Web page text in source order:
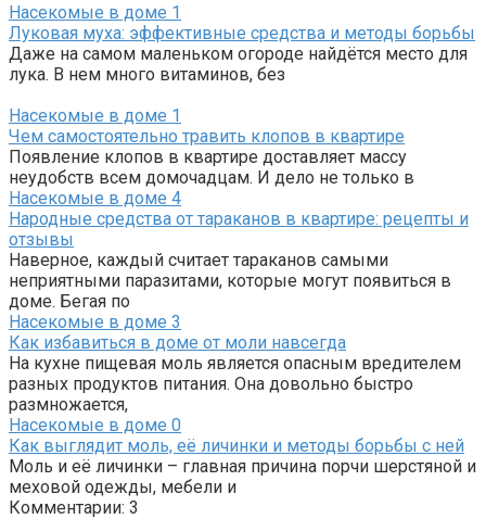
Насекомые в доме 1
Луковая муха: эффективные средства и методы борьбы
Даже на самом маленьком огороде найдётся место для
лука. В нем много витаминов, без
Насекомые в доме 1
Чем самостоятельно травить клопов в квартире
Появление клопов в квартире доставляет массу
неудобств всем домочадцам. И дело не только в
Насекомые в доме 4
Народные средства от тараканов в квартире: рецепты и
отзывы
Наверное, каждый считает тараканов самыми
неприятными паразитами, которые могут появиться в
доме. Бегая по
Насекомые в доме 3
Как избавиться в доме от моли навсегда
На кухне пищевая моль является опасным вредителем
разных продуктов питания. Она довольно быстро
размножается,
Насекомые в доме 0
Как выглядит моль, её личинки и методы борьбы с ней
Моль и её личинки – главная причина порчи шерстяной и
меховой одежды, мебели и
Комментарии: 3